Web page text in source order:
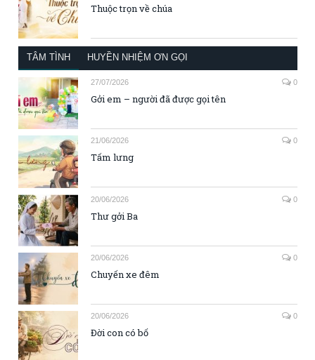
Thuộc trọn về chúa
TÂM TÌNH HUYỀN NHIỆM ƠN GỌI
27/07/2026 0
Gởi em – người đã được gọi tên
21/06/2026 0
Tấm lưng
20/06/2026 0
Thư gởi Ba
20/06/2026 0
Chuyến xe đêm
20/06/2026 0
Đời con có bố